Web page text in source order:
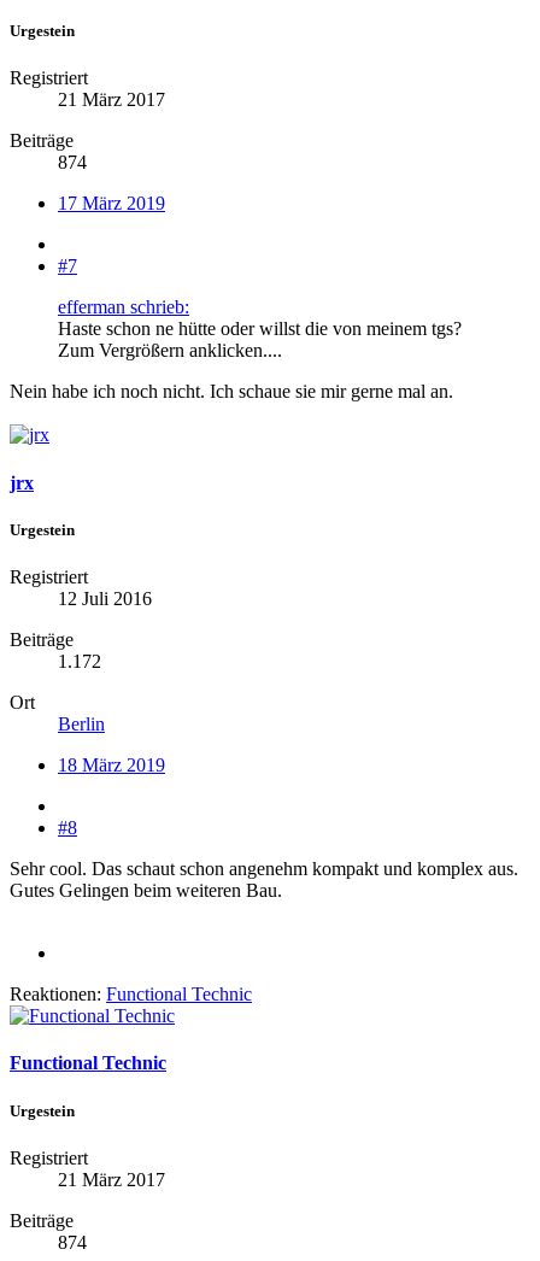
Urgestein
Registriert
21 März 2017
Beiträge
874
17 März 2019
#7
efferman schrieb:
Haste schon ne hütte oder willst die von meinem tgs?
Zum Vergrößern anklicken....
Nein habe ich noch nicht. Ich schaue sie mir gerne mal an.
jrx
Urgestein
Registriert
12 Juli 2016
Beiträge
1.172
Ort
Berlin
18 März 2019
#8
Sehr cool. Das schaut schon angenehm kompakt und komplex aus.
Gutes Gelingen beim weiteren Bau.
Reaktionen: Functional Technic
Functional Technic
Urgestein
Registriert
21 März 2017
Beiträge
874